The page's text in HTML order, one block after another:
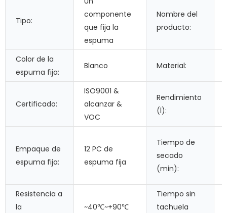
Tipo:
componente
que fija la
espuma
Nombre del
producto:
Color de la
espuma fija:
Blanco Material:
Certificado:
ISO9001 &
alcanzar &
VOC
Rendimiento
(l):
Empaque de
espuma fija:
12 PC de
espuma fija
Tiempo de
secado
(min):
Resistencia a
la
~40℃~+90℃
Tiempo sin
tachuela